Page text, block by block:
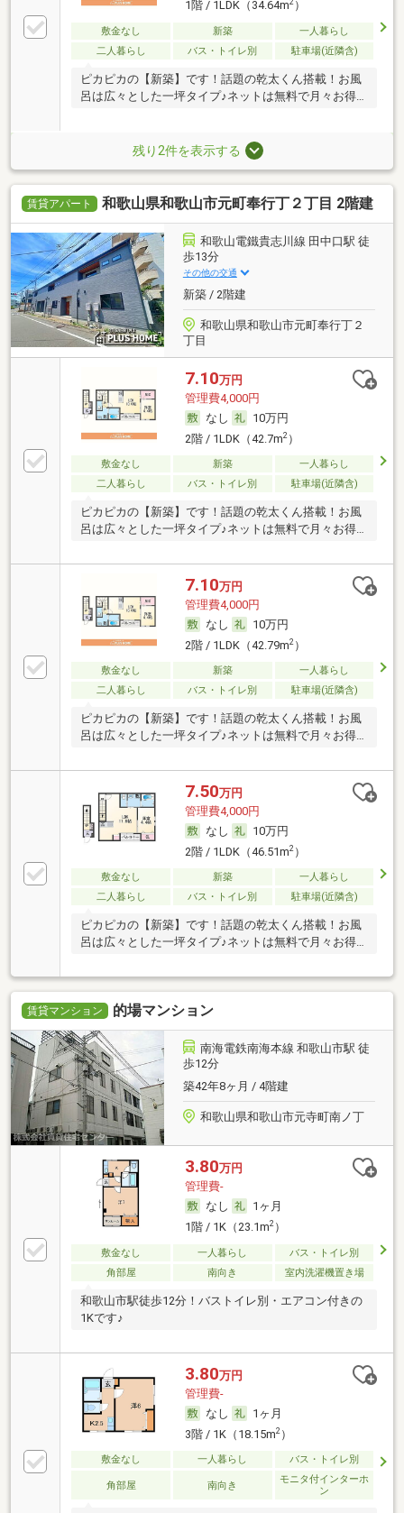
1階 / 1LDK（34.64m2）
敷金なし 新築
一人暮らし
二人暮らし
バス・トイレ別 駐車場(近隣含)
ピカピカの【新築】です！話題の乾太くん搭載！お風
呂は広々とした一坪タイプ♪ネットは無料で月々お得
残り2件を表示する
賃貸アパート 和歌山県和歌山市元町奉行丁２丁目 2階建
和歌山電鐵貴志川線 田中口駅 徒
歩13分
その他の交通
新築 / 2階建
和歌山県和歌山市元町奉行丁２
丁目
7.10万円
管理費4,000円
なし
10万円
2階 / 1LDK（42.7m2）
敷金なし 新築
一人暮らし
二人暮らし
バス・トイレ別 駐車場(近隣含)
ピカピカの【新築】です！話題の乾太くん搭載！お風
呂は広々とした一坪タイプ♪ネットは無料で月々お得
7.10万円
管理費4,000円
なし
10万円
2階 / 1LDK（42.79m2）
敷金なし 新築
一人暮らし
二人暮らし
バス・トイレ別 駐車場(近隣含)
ピカピカの【新築】です！話題の乾太くん搭載！お風
呂は広々とした一坪タイプ♪ネットは無料で月々お得
7.50万円
管理費4,000円
なし
10万円
2階 / 1LDK（46.51m2）
敷金なし 新築
一人暮らし
二人暮らし
バス・トイレ別 駐車場(近隣含)
ピカピカの【新築】です！話題の乾太くん搭載！お風
呂は広々とした一坪タイプ♪ネットは無料で月々お得
賃貸マンション 的場マンション
南海電鉄南海本線 和歌山市駅 徒
歩12分
築42年8ヶ月 / 4階建
和歌山県和歌山市元寺町南ノ丁
3.80万円
管理費-
なし
1ヶ月
1階 / 1K（23.1m2）
敷金なし 一人暮らし
バス・トイレ別
角部屋
南向き 室内洗濯機置き場
和歌山市駅徒歩12分！バストイレ別・エアコン付きの
1Kです♪
3.80万円
管理費-
なし
1ヶ月
3階 / 1K（18.15m2）
敷金なし 一人暮らし バス・トイレ別
角部屋 南向き
モニタ付インターホ
ン